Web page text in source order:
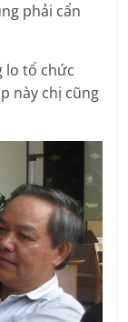
phải cẩn
lo tổ chức
này chị cũng